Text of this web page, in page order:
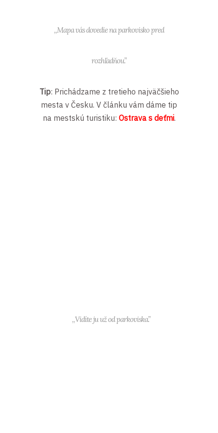
,,Mapa vás dovedie na parkovisko pred
rozhľadňou.”
Tip: Prichádzame z tretieho najväčšieho
mesta v Česku. V článku vám dáme tip
na mestskú turistiku: Ostrava s deťmi.
,,Vidíte ju už od parkoviska.”